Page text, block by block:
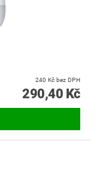
240 Kč bez DPH
290,40 Kč